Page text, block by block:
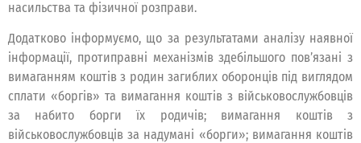
насильства та фізичної розправи.
Додатково інформуємо, що за результатами аналізу наявної
інформації, протиправні механізмів здебільшого пов’язані з
вимаганням коштів з родин загиблих оборонців під виглядом
сплати «боргів» та вимагання коштів з військовослужбовців
за набито борги їх родичів; вимагання коштів з
військовослужбовців за надумані «борги»; вимагання коштів